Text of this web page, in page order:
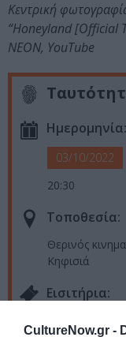
CultureNow.gr -
Κεντρική
“Honeyland [Official
NEON, YouTube
Ημερομηνία:
03/10/2022
20:30
Τοποθεσία:
Θερινός
Κηφισιά
Eισιτήρια: